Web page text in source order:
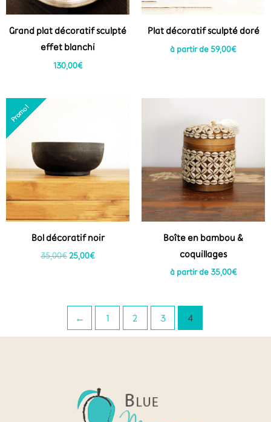
Grand plat décoratif sculpté
effet blanchi
130,00€
Plat décoratif sculpté doré
à partir de 59,00€
Promo !
Bol décoratif noir
35,00€
35,00€.
25,00€
25,00€.
Boîte en bambou &
coquillages
à partir de 35,00€
← 1 2 3 4